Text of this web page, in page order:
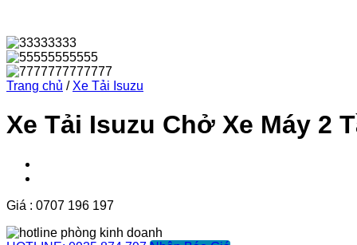
Trang chủ / Xe Tải Isuzu
Xe Tải Isuzu Chở Xe Máy 2
Giá : 0707 196 197